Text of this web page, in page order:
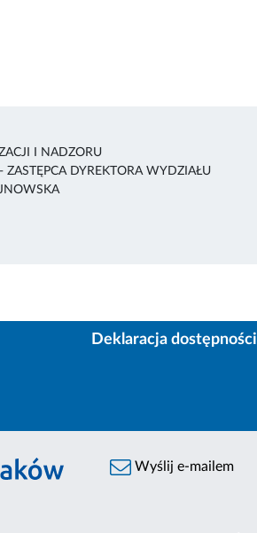
I NADZORU
ZASTĘPCA DYREKTORA WYDZIAŁU
Deklaracja dostępności
Wyślij e-mailem